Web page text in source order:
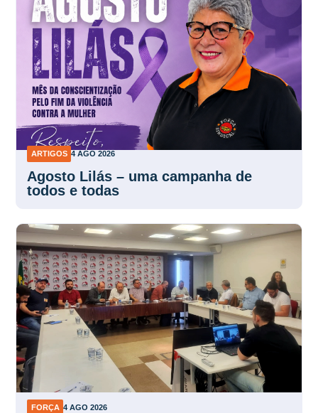
ARTIGOS 4 AGO 2026
Agosto Lilás – uma campanha de
todos e todas
FORÇA 4 AGO 2026